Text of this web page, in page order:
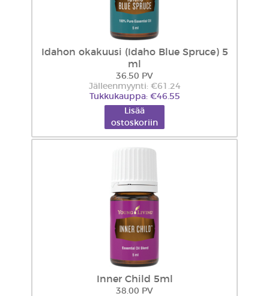
Idahon okakuusi (Idaho Blue Spruce) 5
ml
36.50 PV
Jälleenmyynti: €61.24
Tukkukauppa: €46.55
Lisää
ostoskoriin
Inner Child 5ml
38.00 PV